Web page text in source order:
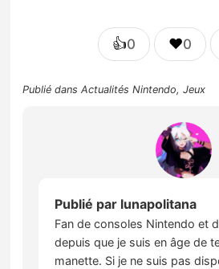
👍0 ❤️0
Publié dansActualités Nintendo,Jeux
Publié par lunapolitana
Fan de consoles Nintendo et
depuis que je suis en âge de
manette. Si je ne suis pas